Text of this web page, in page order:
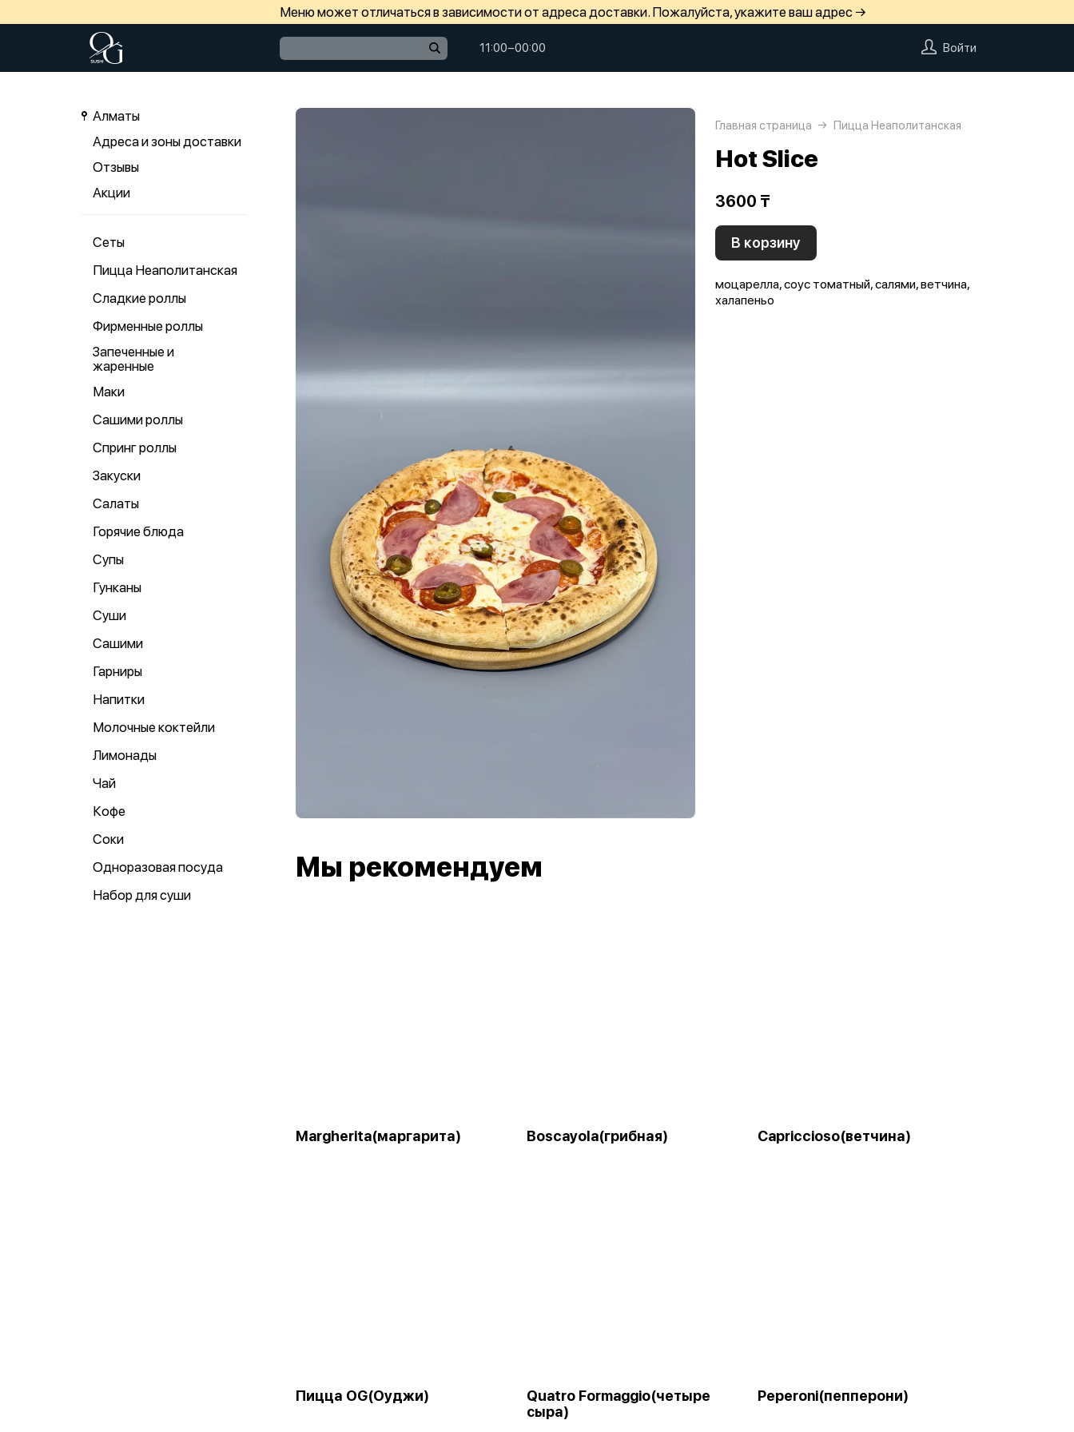
Меню может отличаться в зависимости от адреса доставки. Пожалуйста, укажите ваш адрес →
11:00−00:00 Войти
Алматы
Адреса и зоны доставки
Отзывы
Акции
Сеты
Пицца Неаполитанская
Сладкие роллы
Фирменные роллы
Запеченные и
жаренные
Маки
Сашими роллы
Спринг роллы
Закуски
Салаты
Горячие блюда
Супы
Гунканы
Суши
Сашими
Гарниры
Напитки
Молочные коктейли
Лимонады
Чай
Кофе
Соки
Одноразовая посуда
Набор для суши
Главная страница Пицца Неаполитанская
Hot Slice
3600 ₸
В корзину
моцарелла, соус томатный, салями, ветчина,
халапеньо
Мы рекомендуем
Margherita(маргарита) Boscayola(грибная) Capriccioso(ветчина)
Пицца OG(Оуджи)
Quatro Formaggio(четыре
сыра)
Peperoni(пепперони)